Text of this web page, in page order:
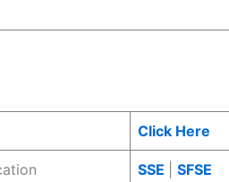
Click Here
SSE SFSE